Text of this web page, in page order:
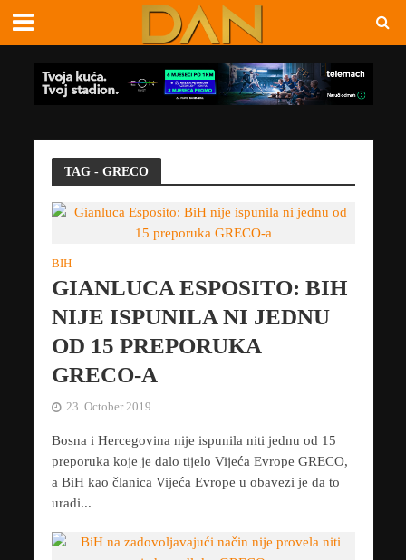
TAG - GRECO
BIH
GIANLUCA ESPOSITO: BIH
NIJE ISPUNILA NI JEDNU
OD 15 PREPORUKA
GRECO-A
23. October 2019
Bosna i Hercegovina nije ispunila niti jednu od 15
preporuka koje je dalo tijelo Vijeća Evrope GRECO,
a BiH kao članica Vijeća Evrope u obavezi je da to
uradi...